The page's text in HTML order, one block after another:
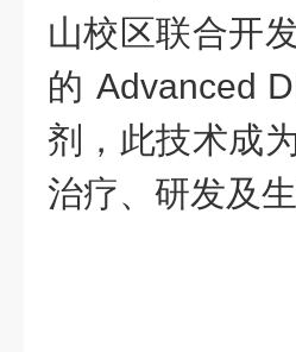
山校区联合开
的 Advanced
剂，此技术成
治疗、研发及